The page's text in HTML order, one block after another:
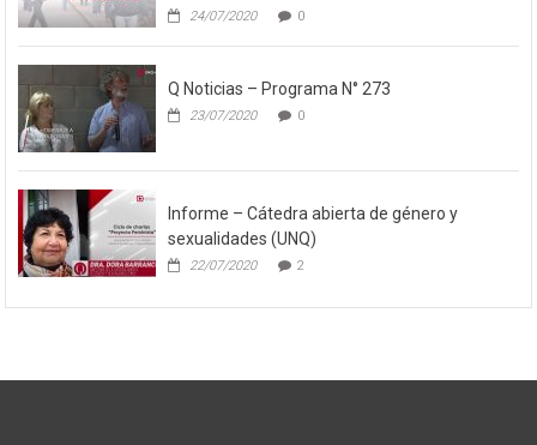
24/07/2020 0
Q Noticias – Programa N° 273
23/07/2020 0
Informe – Cátedra abierta de género y
sexualidades (UNQ)
22/07/2020 2